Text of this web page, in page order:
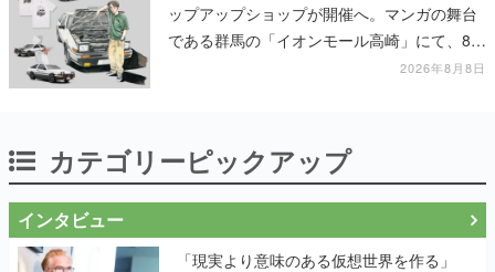
ップアップショップが開催へ。マンガの舞台
である群馬の「イオンモール高崎」にて、8月
11日から8月20日までの期間限定で開催予定
2026年8月8日
カテゴリーピックアップ
インタビュー
「現実より意味のある仮想世界を作る」